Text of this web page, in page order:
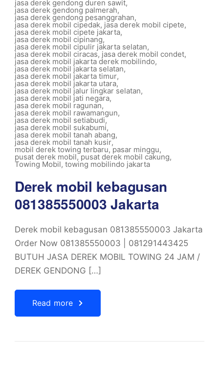
jasa derek gendong duren sawit,
jasa derek gendong palmerah,
jasa derek gendong pesanggrahan,
jasa derek mobil cipedak, jasa derek mobil cipete,
jasa derek mobil cipete jakarta,
jasa derek mobil cipinang,
jasa derek mobil cipulir jakarta selatan,
jasa derek mobil ciracas, jasa derek mobil condet,
jasa derek mobil jakarta derek mobilindo,
jasa derek mobil jakarta selatan,
jasa derek mobil jakarta timur,
jasa derek mobil jakarta utara,
jasa derek mobil jalur lingkar selatan,
jasa derek mobil jati negara,
jasa derek mobil ragunan,
jasa derek mobil rawamangun,
jasa derek mobil setiabudi,
jasa derek mobil sukabumi,
jasa derek mobil tanah abang,
jasa derek mobil tanah kusir,
mobil derek towing terbaru,pasar minggu,
pusat derek mobil,pusat derek mobil cakung,
Towing Mobil, towing mobilindo jakarta
Derek mobil kebagusan
081385550003 Jakarta
Derek mobil kebagusan 081385550003 Jakarta
Order Now 081385550003 | 081291443425
BUTUH JASA DEREK MOBIL TOWING 24 JAM /
DEREK GENDONG […]
Read more